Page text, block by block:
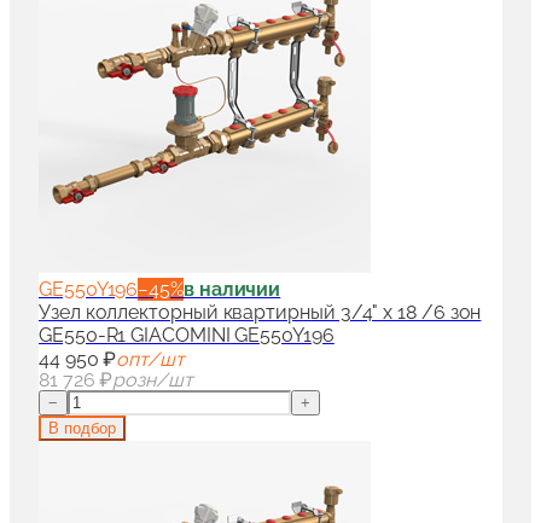
GE550Y196−45%в наличии
Узел коллекторный квартирный 3/4" x 18 /6 зон
GE550-R1 GIACOMINI GE550Y196
44 950 ₽опт/шт
81 726 ₽розн/шт
−
+
В подбор